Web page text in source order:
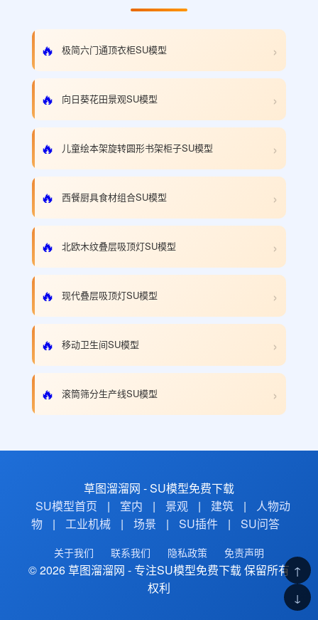
🔥 极简六门通顶衣柜SU模型 ›
🔥 向日葵花田景观SU模型 ›
🔥 儿童绘本架旋转圆形书架柜子SU模型 ›
🔥 西餐厨具食材组合SU模型 ›
🔥 北欧木纹叠层吸顶灯SU模型 ›
🔥 现代叠层吸顶灯SU模型 ›
🔥 移动卫生间SU模型 ›
🔥 滚筒筛分生产线SU模型 ›
草图溜溜网 - SU模型免费下载
SU模型首页
| 室内 | 景观 | 建筑 |
人物动
物
| 工业机械 | 场景 | SU插件 | SU问答
关于我们 联系我们 隐私政策 免责声明
© 2026 草图溜溜网 - 专注SU模型免费下载 保留所有
权利
↑
↓